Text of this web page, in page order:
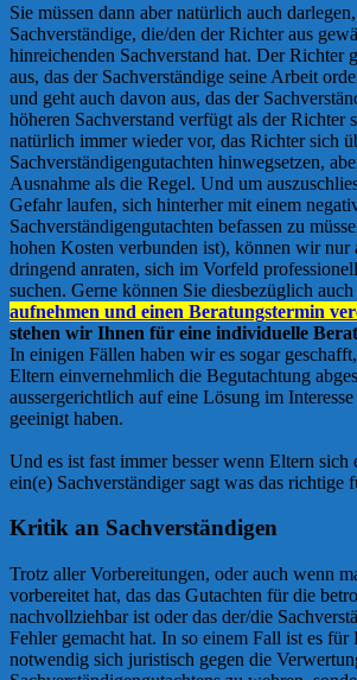
Sie müssen dann aber natürlich auch
Sachverständige, die/den der Richter aus
hinreichenden Sachverstand hat. Der Richter
aus, das der Sachverständige seine Arbeit
und geht auch davon aus, das der
höheren Sachverstand verfügt als der Richter
natürlich immer wieder vor, das Richter sich
Sachverständigengutachten hinwegsetzen,
Ausnahme als die Regel. Und um
Gefahr laufen, sich hinterher mit einem
Sachverständigengutachten befassen zu
hohen Kosten verbunden ist), können wir nur
dringend anraten, sich im Vorfeld
suchen. Gerne können Sie diesbezüglich auch
aufnehmen und einen Beratungstermin
stehen wir Ihnen für eine individuelle
In einigen Fällen haben wir es sogar
Eltern einvernehmlich die Begutachtung
aussergerichtlich auf eine Lösung im
geeinigt haben.
Und es ist fast immer besser wenn Eltern sich
ein(e) Sachverständiger sagt was das richtige
Kritik an Sachverständigen
Trotz aller Vorbereitungen, oder auch wenn
vorbereitet hat, das das Gutachten für die
nachvollziehbar ist oder das der/die
Fehler gemacht hat. In so einem Fall ist es
notwendig sich juristisch gegen die